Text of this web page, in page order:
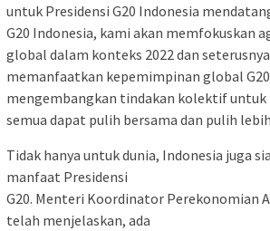
untuk Presidensi G20 Indonesia
G20 Indonesia, kami akan memfokuskan
global dalam konteks 2022 dan
memanfaatkan kepemimpinan global
mengembangkan tindakan kolektif
semua dapat pulih bersama dan pulih
Tidak hanya untuk dunia, Indonesia juga
manfaat Presidensi
G20. Menteri Koordinator Perekonomian
telah menjelaskan, ada